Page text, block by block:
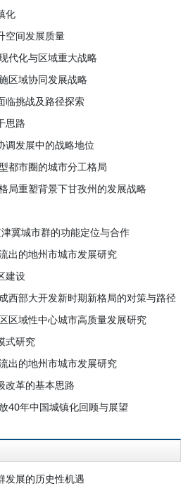
贡献力人物”，2012年被中国科学
术协会评为“全国优秀科技工作
化
空间发展质量
代化与区域重大战略
区域协同发展战略
临挑战及路径探索
思路
调发展中的战略地位
都市圈的城市分工格局
局重塑背景下甘孜州的发展战略
冀城市群的功能定位与合作
出的地州市城市发展研究
建设
西部大开发新时期新格局的对策与路径
区域性中心城市高质量发展研究
式研究
出的地州市城市发展研究
改革的基本思路
40年中国城镇化回顾与展望
发展的历史性机遇